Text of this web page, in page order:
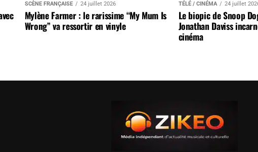
SCÈNE FRANÇAISE 24 juillet 2026
Mylène Farmer : le rarissime “My Mum Is
Wrong” va ressortir en vinyle
TÉLÉ / CINÉMA 24 juillet
Le biopic de Snoop
Jonathan Daviss
cinéma